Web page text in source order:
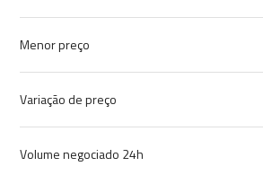
Menor preço
Variação de preço
Volume negociado 24h